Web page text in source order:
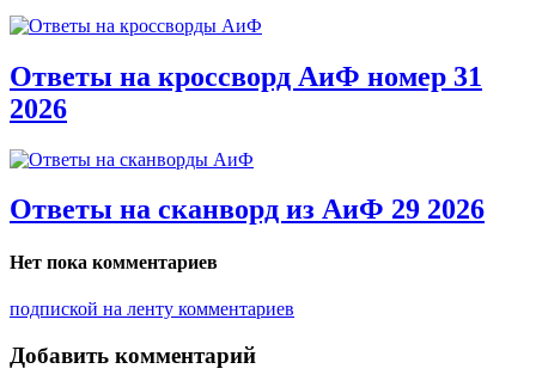
Ответы на кроссворд АиФ номер 31
2026
Ответы на сканворд из АиФ 29 2026
Нет пока комментариев
подпиской на ленту комментариев
Добавить комментарий